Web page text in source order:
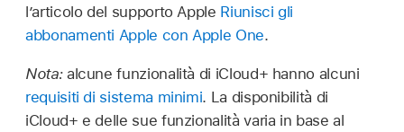
l’articolo del supporto Apple Riunisci gli
abbonamenti Apple con Apple One.
Nota: alcune funzionalità di iCloud+ hanno alcuni
requisiti di sistema minimi. La disponibilità di
iCloud+ e delle sue funzionalità varia in base al